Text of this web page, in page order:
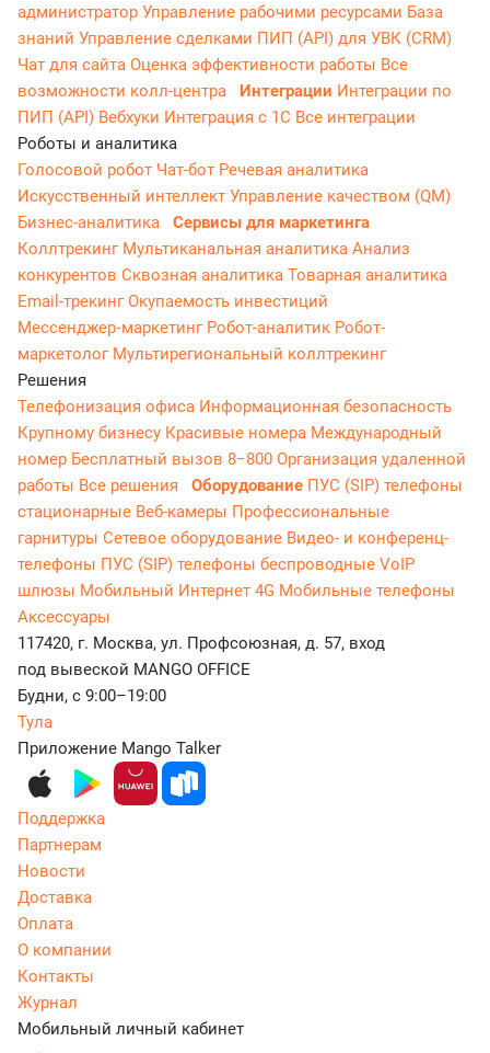
администратор Управление рабочими ресурсами База
знаний Управление сделками ПИП (API) для УВК (CRM)
Чат для сайта Оценка эффективности работы Все
возможности колл-центра
Интеграции Интеграции по
ПИП (API) Вебхуки Интеграция с 1С Все интеграции
Роботы и аналитика
Голосовой робот Чат-бот Речевая аналитика
Искусственный интеллект Управление качеством (QM)
Бизнес-аналитика
Сервисы для маркетинга
Коллтрекинг Мультиканальная аналитика Анализ
конкурентов Сквозная аналитика Товарная аналитика
Email-трекингОкупаемость инвестиций
Мессенджер‑маркетинг Робот-аналитик Робот-
маркетолог Мультирегиональный коллтрекинг
Решения
Телефонизация офиса Информационная безопасность
Крупному бизнесу Красивые номера Международный
номер Бесплатный вызов 8−800 Организация удаленной
работы Все решения Оборудование ПУС (SIP) телефоны
стационарные Веб-камеры Профессиональные
гарнитуры Сетевое оборудование Видео- и конференц-
телефоны ПУС (SIP) телефоны беспроводные VoIP
шлюзы Мобильный Интернет 4G Мобильные телефоны
Аксессуары
117420, г. Москва, ул. Профсоюзная, д. 57, вход
под вывеской MANGO OFFICE
Будни, с 9:00–19:00
Тула
Приложение Mango Talker
Поддержка
Партнерам
Новости
Доставка
Оплата
О компании
Контакты
Журнал
Мобильный личный кабинет